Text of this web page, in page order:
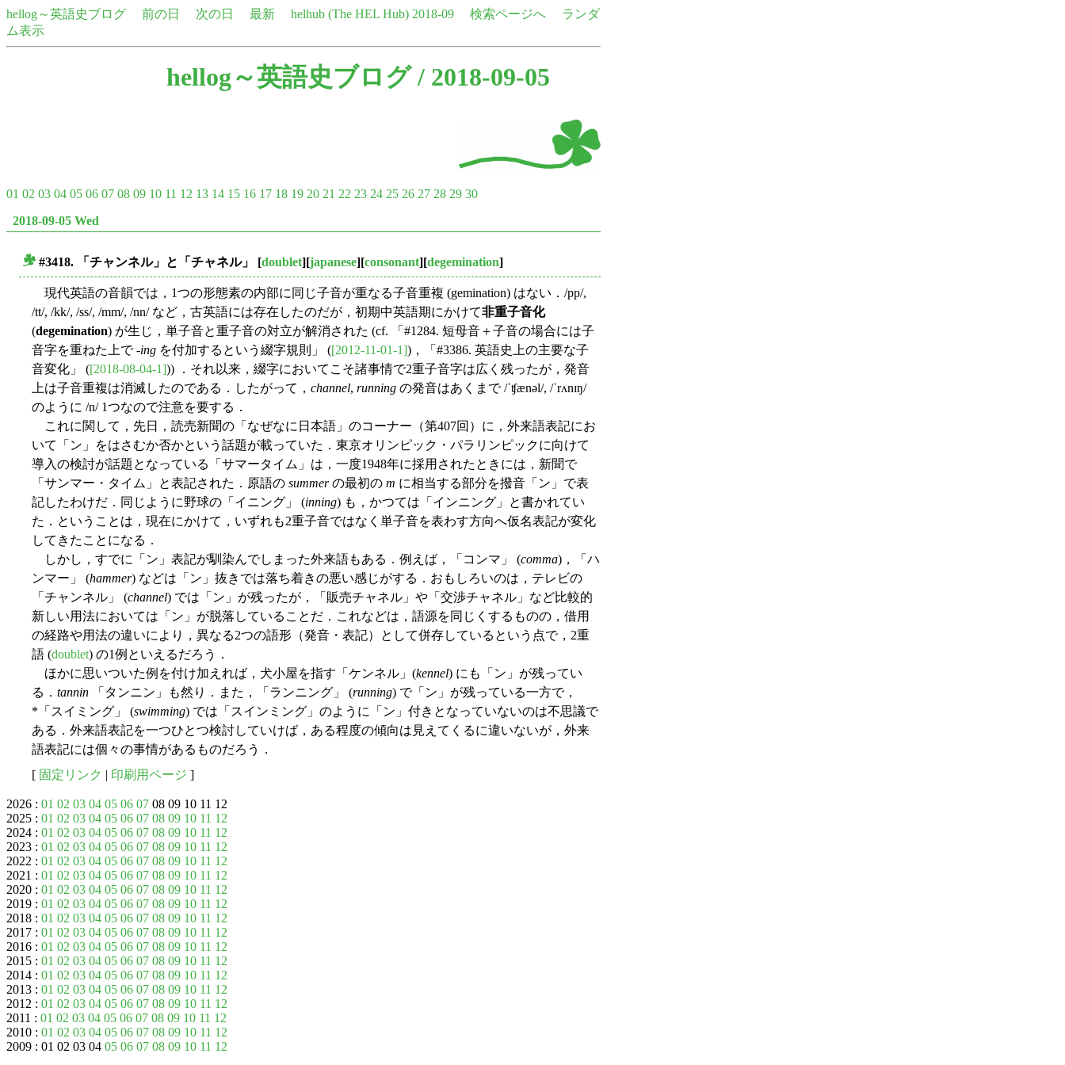
hellog～英語史ブログ 前の日 次の日 最新 helhub (The HEL Hub) 2018-09 検索ページへ
ランダ
ム表示
hellog～英語史ブログ/ 2018-09-05
01 02 03 04 05 06 07 08 09 10 11 12 13 14 15 16 17 18 19 20 21 22 23 24 25 26 27 28 29 30
2018-09-05 Wed
#3418. 「チャンネル」と「チャネル」 [doublet][japanese][consonant][degemination]
現代英語の音韻では，1つの形態素の内部に同じ子音が重なる子音重複 (gemination) はない．/pp/,
/tt/, /kk/, /ss/, /mm/, /nn/ など，古英語には存在したのだが，初期中英語期にかけて非重子音化
(degemination) が生じ，単子音と重子音の対立が解消された (cf. 「#1284. 短母音＋子音の場合には子
音字を重ねた上で -ing を付加するという綴字規則」 ([2012-11-01-1])，「#3386. 英語史上の主要な子
音変化」 ([2018-08-04-1])) ．それ以来，綴字においてこそ諸事情で2重子音字は広く残ったが，発音
上は子音重複は消滅したのである．したがって， channel, running の発音はあくまで /ˈʧænəl/, /ˈrʌnɪŋ/
のように /n/ 1つなので注意を要する．
これに関して，先日，読売新聞の「なぜなに日本語」のコーナー（第407回）に，外来語表記にお
いて「ン」をはさむか否かという話題が載っていた．東京オリンピック・パラリンピックに向けて
導入の検討が話題となっている「サマータイム」は，一度1948年に採用されたときには，新聞で
「サンマー・タイム」と表記された．原語の summerの最初の m に相当する部分を撥音「ン」で表
記したわけだ．同じように野球の「イニング」 (inning) も，かつては「インニング」と書かれてい
た．ということは，現在にかけて，いずれも2重子音ではなく単子音を表わす方向へ仮名表記が変化
してきたことになる．
しかし，すでに「ン」表記が馴染んでしまった外来語もある．例えば，「コンマ」 (comma)，「ハ
ンマー」 (hammer) などは「ン」抜きでは落ち着きの悪い感じがする．おもしろいのは，テレビの
「チャンネル」 (channel) では「ン」が残ったが，「販売チャネル」や「交渉チャネル」など比較的
新しい用法においては「ン」が脱落していることだ．これなどは，語源を同じくするものの，借用
の経路や用法の違いにより，異なる2つの語形（発音・表記）として併存しているという点で，2重
語 (doublet) の1例といえるだろう．
ほかに思いついた例を付け加えれば，犬小屋を指す「ケンネル」(kennel) にも「ン」が残ってい
る． tannin 「タンニン」も然り．また，「ランニング」 (running) で「ン」が残っている一方で，
*「スイミング」 (swimming) では「スインミング」のように「ン」付きとなっていないのは不思議で
ある．外来語表記を一つひとつ検討していけば，ある程度の傾向は見えてくるに違いないが，外来
語表記には個々の事情があるものだろう．
[ 固定リンク | 印刷用ページ ]
2026 : 01 02 03 04 05 06 07 08 09 10 11 12
2025 : 01 02 03 04 05 06 07 08 09 10 11 12
2024 : 01 02 03 04 05 06 07 08 09 10 11 12
2023 : 01 02 03 04 05 06 07 08 09 10 11 12
2022 : 01 02 03 04 05 06 07 08 09 10 11 12
2021 : 01 02 03 04 05 06 07 08 09 10 11 12
2020 : 01 02 03 04 05 06 07 08 09 10 11 12
2019 : 01 02 03 04 05 06 07 08 09 10 11 12
2018 : 01 02 03 04 05 06 07 08 09 10 11 12
2017 : 01 02 03 04 05 06 07 08 09 10 11 12
2016 : 01 02 03 04 05 06 07 08 09 10 11 12
2015 : 01 02 03 04 05 06 07 08 09 10 11 12
2014 : 01 02 03 04 05 06 07 08 09 10 11 12
2013 : 01 02 03 04 05 06 07 08 09 10 11 12
2012 : 01 02 03 04 05 06 07 08 09 10 11 12
2011 : 01 02 03 04 05 06 07 08 09 10 11 12
2010 : 01 02 03 04 05 06 07 08 09 10 11 12
2009 : 01 02 03 04 05 06 07 08 09 10 11 12